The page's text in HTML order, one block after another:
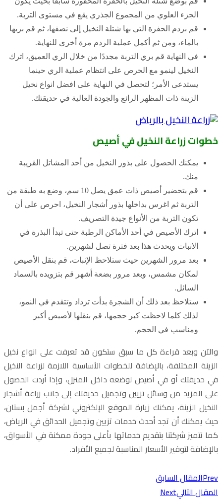
الجزء العلوي من المجموع الجذري يقع في مستوى التربة.
قم بردم الحفرة التي بها شتلة النخيل إلى نصفها، ثم قم بريها
بالماء، ومن ثم أكمل عملية الردم مرة أخرى للنهاية.
في النهاية قم بري التربة مجددًا من خلال الري العميق، اترك
النخيل لينمو مع الحرص على انتظام عملية الري حينما
يستدعى الأمر؛ لتحصل في النهاية على افضل انواع نخيل
الزينة ذات المظهر الرائع والجودة العالية في حديقتك.
خطوات زراعة النخيل في أصيص
يمكنك الحصول على بذور النخيل من أحد المشاتل القريبة
منك.
قم بتحضير أصيص ذات عمق يصل 10 سم، وضع به طبقة من
التربة ثم اغرس بداخلها بذور أشجار النخيل، احرص على أن
تكون التربة من الأنواع جيدة التصريف.
اترك الأصيص في أحد الأماكن الرطبة حتى تبدأ البذرة في
الانبات ويحدث هذا بعد فترة تصل لشهرين.
بعد مرور الشهرين حيث ستلاحظ الإنبات، قم بنقل الأصيص
لمكان مشمس، وبعد مرور بضعة أشهر قم بتزويده بالسماد
السائل.
ستلاحظ بعد ذلك أن الشجرة بدأت تزداد وتتقدم في النمو،
لذلك كلما لاحظت كبر حجمها، قم بنقلها لأصيص أكبر
ومناسب في الحجم.
والآن وبعد قراءة كل ما سبق ستكون قد تعرفت على انواع نخيل
الزينة المختلفة، بالإضافة للخطوات الأساسية اللازمة لزراعة النخيل
في حديقتك أو في أصيص لوضعه داخل المنزل، وإذا أردت الحصول
على المزيد من وسائل تزيين وتجميل حديقتك إلى جانب زراعة أشجار
النخيل الزينة، يمكنك زيارة الموقع الإلكتروني لشركة أجمل بستان،
حيث يمكنك أن تجد أحدث خدمات تزيين وتجميل الحدائق في الرياض،
كما تتميز شركتنا بتقديم خدماتها بأعلى جودة ممكنة في الأسواق،
بالإضافة لتوفير الأسعار المناسبة لجميع الأفراد.
Prevالمقال السابق
المقال التاليNext